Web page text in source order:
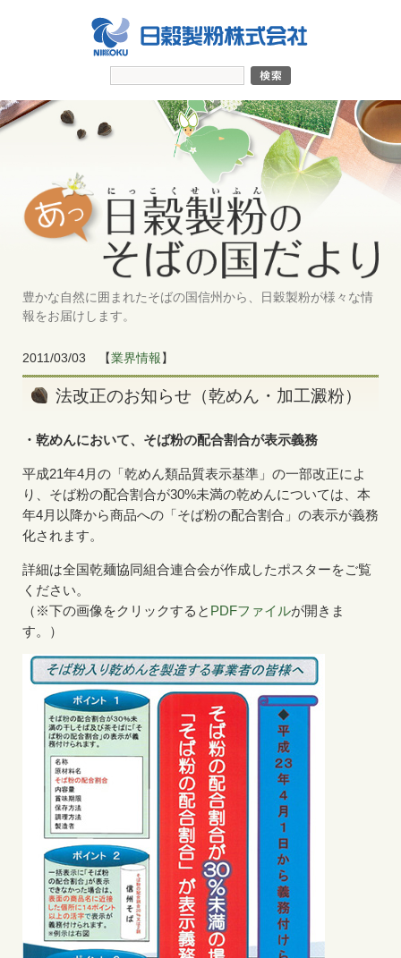
豊かな自然に囲まれたそばの国信州から、日穀製粉が様々な情
報をお届けします。
2011/03/03 【業界情報】
法改正のお知らせ（乾めん・加工澱粉）
・乾めんにおいて、そば粉の配合割合が表示義務
平成21年4月の「乾めん類品質表示基準」の一部改正によ
り、そば粉の配合割合が30%未満の乾めんについては、本
年4月以降から商品への「そば粉の配合割合」の表示が義務
化されます。
詳細は全国乾麺協同組合連合会が作成したポスターをご覧
ください。
（※下の画像をクリックすると PDFファイルが開きま
す。）